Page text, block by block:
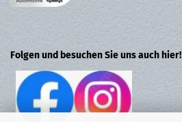
Folgen und besuchen Sie uns auch hier!